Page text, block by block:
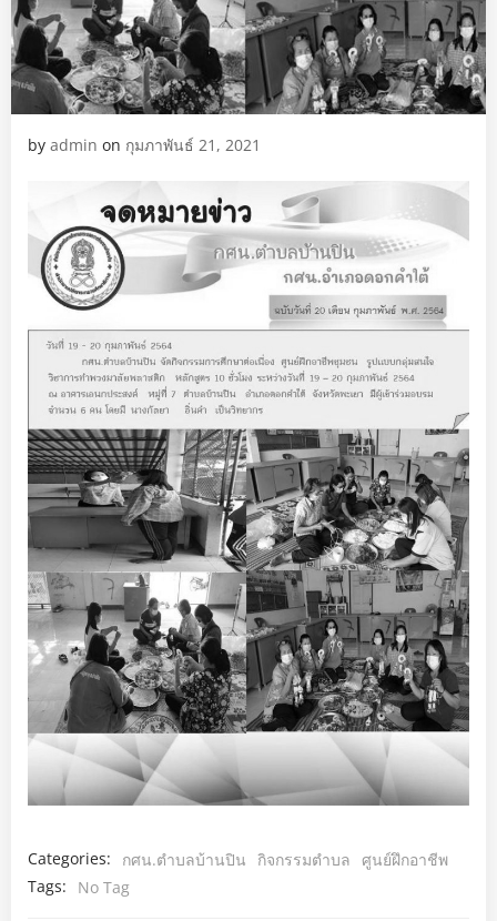
by admin on กุมภาพันธ์ 21, 2021
Categories: กศน.ตำบลบ้านปิน กิจกรรมตำบล ศูนย์ฝึกอาชีพ
Tags:
No Tag